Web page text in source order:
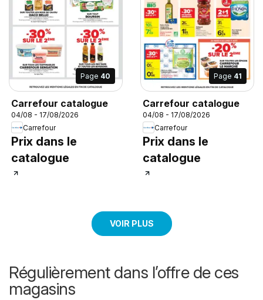
Page 40
Carrefour catalogue
04/08 - 17/08/2026
Carrefour
Prix dans le
catalogue
Page 41
Carrefour catalogue
04/08 - 17/08/2026
Carrefour
Prix dans le
catalogue
VOIR PLUS
Régulièrement dans l’offre de ces
magasins